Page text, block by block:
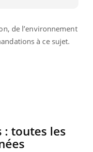
de l’environnement
à ce sujet.
: toutes les